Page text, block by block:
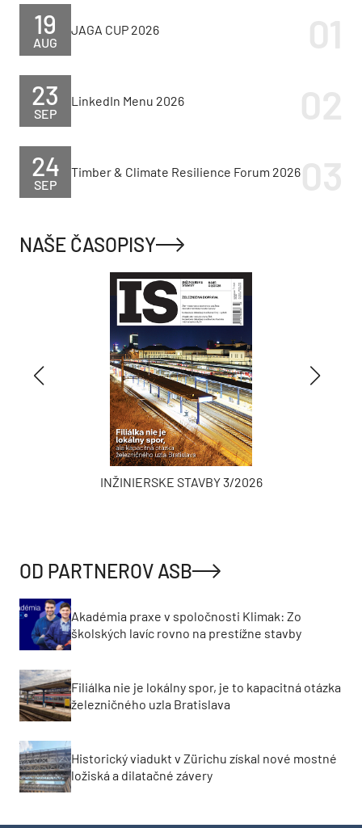
AUG
19 JAGA CUP 2026
SEP
23 LinkedIn Menu 2026
SEP
24 Timber & Climate Resilience Forum 2026
NAŠE ČASOPISY
INŽINIERSKE STAVBY 3/2026
OD PARTNEROV ASB
Akadémia praxe v spoločnosti Klimak: Zo
školských lavíc rovno na prestížne stavby
Filiálka nie je lokálny spor, je to kapacitná otázka
železničného uzla Bratislava
Historický viadukt v Zürichu získal nové mostné
ložiská a dilatačné závery